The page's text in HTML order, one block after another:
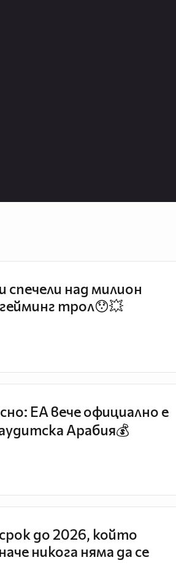
над милион
трол😯💥
EA вече официално е
Арабия💰
до 2026, който
никога няма да се